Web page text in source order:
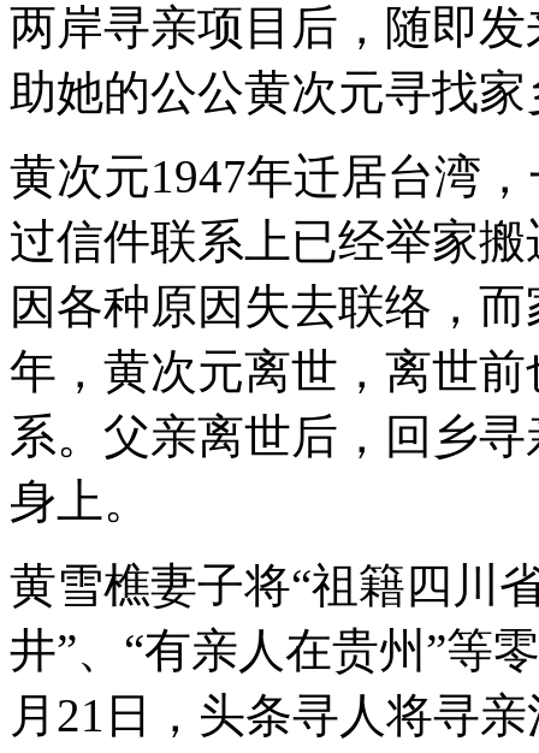
两岸寻亲项目后，随即
助她的公公黄次元寻找
黄次元1947年迁居台湾
过信件联系上已经举家
因各种原因失去联络，
年，黄次元离世，离世
系。父亲离世后，回乡
身上。
黄雪樵妻子将“祖籍四川
井”、“有亲人在贵州”等
月21日，头条寻人将寻